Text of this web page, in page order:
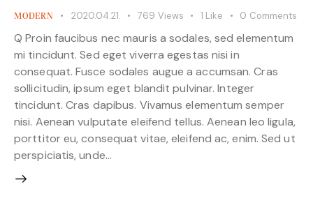
MODERN 2020.04.21. 769 Views 1 Like 0 Comments
Q Proin faucibus nec mauris a sodales, sed elementum
mi tincidunt. Sed eget viverra egestas nisi in
consequat. Fusce sodales augue a accumsan. Cras
sollicitudin, ipsum eget blandit pulvinar. Integer
tincidunt. Cras dapibus. Vivamus elementum semper
nisi. Aenean vulputate eleifend tellus. Aenean leo ligula,
porttitor eu, consequat vitae, eleifend ac, enim. Sed ut
perspiciatis, unde…